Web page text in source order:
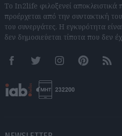
Το In2life φιλοξενεί αποκλειστικά
προέρχεται από την συντακτική
του συνεργάτες. Η εγκυρότητα
δεν δημοσιεύεται τίποτα που δεν
FacebookTwitter InstagramPinterestRSS